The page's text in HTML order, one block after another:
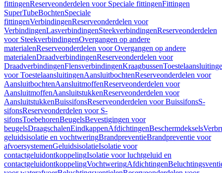
fittingenReserveonderdelen voor Speciale fittingenFittingen
SuperTubeBochtenSpeciale
fittingenVerbindingenReserveonderdelen voor
VerbindingenLasverbindingenSteekverbindingenReserveonderdelen
voor SteekverbindingenOvergangen op andere
materialenReserveonderdelen voor Overgangen op andere
materialenDraadverbindingenReserveonderdelen voor
DraadverbindingenFlensverbindingenKraagbussen
voor ToestelaansluitingenAansluitbochtenReserveonderdelen voor
AansluitbochtenAansluitmoffenReserveonderdelen voor
AansluitmoffenAansluitstukkenReserveonderdelen voor
AansluitstukkenBuissifonsReserveonderdelen voor BuissifonsS-
sifonsReserveonderdelen voor S-
sifonsToebehorenBeugelsBevestigingen voor
beugelsDraagschalenEindkappenAfdichtingenBeschermdeksels
geluidsisolatie en vochtweringBrandpreventieBrandpreventie voor
afvoersystemenGeluidsisolatieIsolatie voor
contactgeluidontkoppelingIsolatie voor luchtgeluid en
contactgeluidontkoppelingVochtweringAfdichtingen